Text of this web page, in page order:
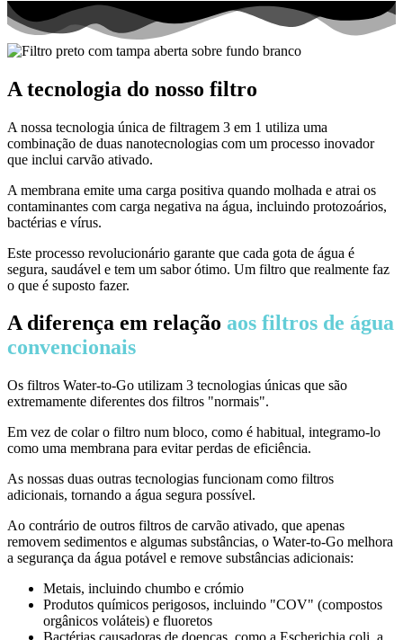
A tecnologia do nosso filtro
A nossa tecnologia única de filtragem 3 em 1 utiliza uma
combinação de duas nanotecnologias com um processo inovador
que inclui carvão ativado.
A membrana emite uma carga positiva quando molhada e atrai os
contaminantes com carga negativa na água, incluindo protozoários,
bactérias e vírus.
Este processo revolucionário garante que cada gota de água é
segura, saudável e tem um sabor ótimo. Um filtro que realmente faz
o que é suposto fazer.
A diferença em relação aos filtros de água
convencionais
Os filtros Water-to-Go utilizam 3 tecnologias únicas que são
extremamente diferentes dos filtros "normais".
Em vez de colar o filtro num bloco, como é habitual, integramo-lo
como uma membrana para evitar perdas de eficiência.
As nossas duas outras tecnologias funcionam como filtros
adicionais, tornando a água segura possível.
Ao contrário de outros filtros de carvão ativado, que apenas
removem sedimentos e algumas substâncias, o Water-to-Go melhora
a segurança da água potável e remove substâncias adicionais:
Metais, incluindo chumbo e crómio
Produtos químicos perigosos, incluindo "COV" (compostos
orgânicos voláteis) e fluoretos